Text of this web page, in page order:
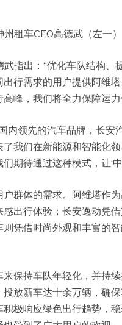
租车CEO高德武（左一
指出：“优化车队结构
行需求的用户提供阿维
峰，我们将全力保障运力
内领先的汽车品牌，长
我们在新能源和智能化
期待通过这种模式，让‘
群体的需求。阿维塔作
出行体验；长安逸动凭
凭借时尚外观和丰富的
保持车队年轻化，并持
放新车达十余万辆，确
极响应绿色出行趋势，